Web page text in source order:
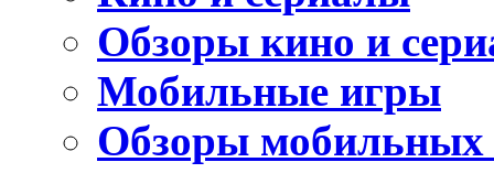
Обзоры кино и
Мобильные игры
Обзоры мобильных